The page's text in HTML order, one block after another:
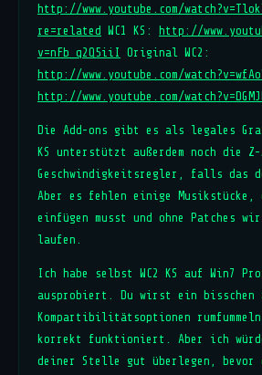
http://www.youtube.com/
re=related
WC1 KS:
http://
v=nFb_q2Q5iiI Original WC2:
http://www.youtube.com/
http://www.youtube.com/
Die Add-ons gibt es als legales
KS unterstützt außerdem noch die Z-
Geschwindigkeitsregler, falls das
Aber es fehlen einige Musikstücke,
einfügen musst und ohne Patches wir
laufen.
Ich habe selbst WC2 KS auf Win7
ausprobiert. Du wirst ein bisschen
Kompartibilitätsoptionen
korrekt funktioniert. Aber ich
deiner Stelle gut überlegen, bevor